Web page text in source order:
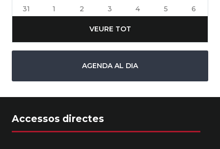
31
1 2 3 4 5 6
VEURE TOT
AGENDA AL DIA
Accessos directes